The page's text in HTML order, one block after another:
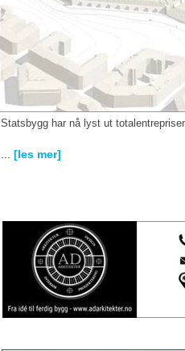
Statsbygg har nå lyst ut
[les mer]